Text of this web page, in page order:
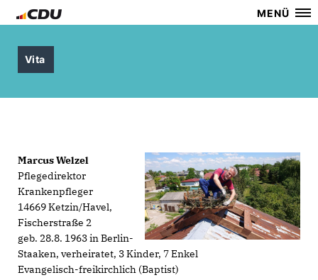
MENÜ
Vita
Marcus Welzel
Pflegedirektor
Krankenpfleger
14669 Ketzin/Havel,
Fischerstraße 2
geb. 28.8. 1963 in Berlin-
Staaken, verheiratet, 3 Kinder, 7 Enkel
Evangelisch-freikirchlich (Baptist)